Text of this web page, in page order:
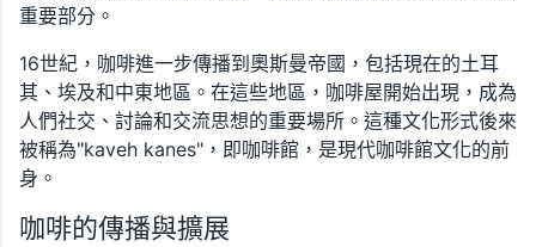
重要部分。
16世紀，咖啡進一步傳播到奧斯曼帝國，包括現在的土耳
其、埃及和中東地區。在這些地區，咖啡屋開始出現，成為
人們社交、討論和交流思想的重要場所。這種文化形式後來
被稱為"kaveh kanes"，即咖啡館，是現代咖啡館文化的前
身。
咖啡的傳播與擴展